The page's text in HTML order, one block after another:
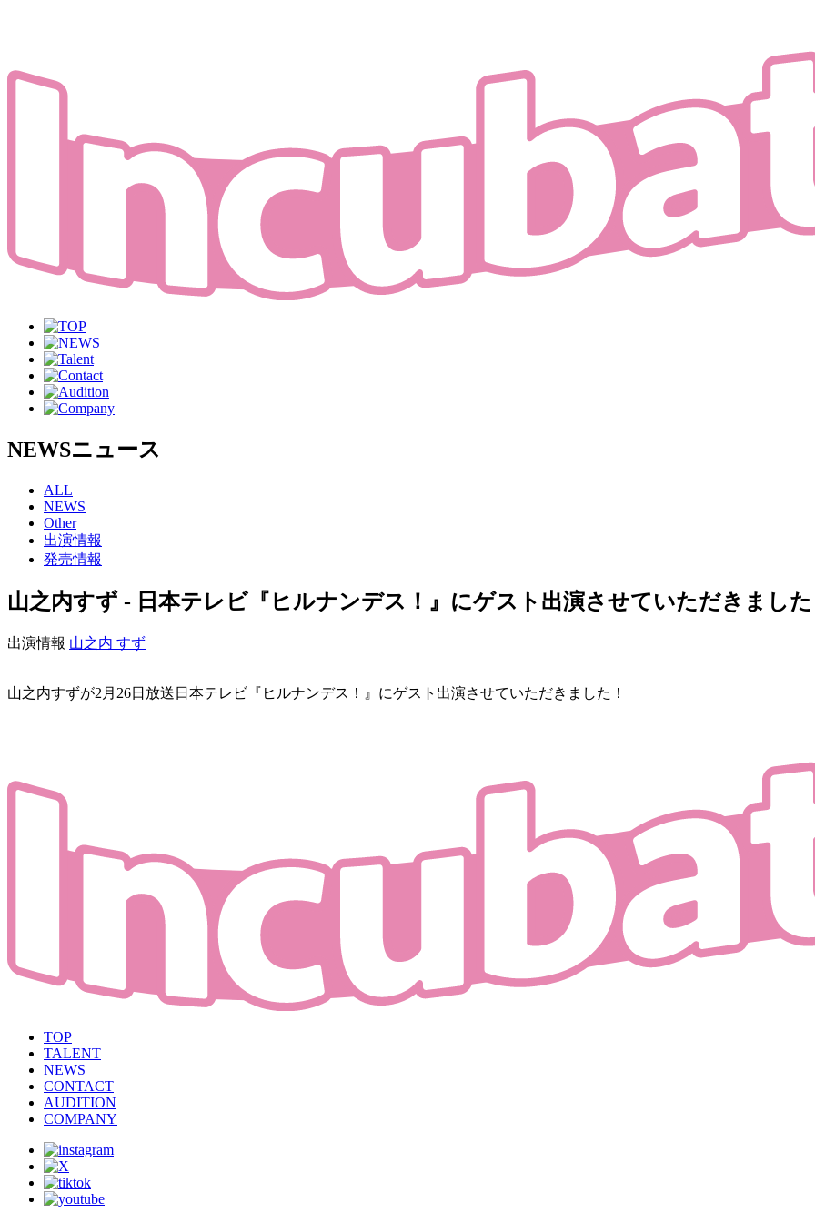
NEWSニュース
ALL
NEWS
Other
出演情報
発売情報
山之内すず - 日本テレビ『ヒルナンデス！』にゲスト出演させていただきまし
出演情報 山之内 すず
山之内すずが2月26日放送日本テレビ『ヒルナンデス！』にゲスト出演させていただきました！
TOP
TALENT
NEWS
CONTACT
AUDITION
COMPANY